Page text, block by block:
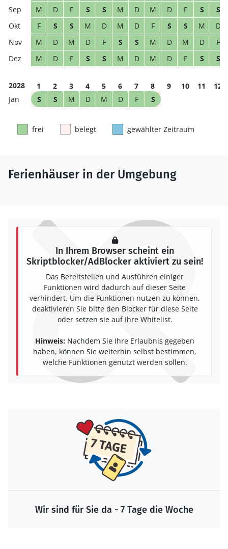
M
D F S S M D M D F S
S
F
S S M D M D F S S M
D
M
D M D F S S M D M D
F
M
D F S S M D M D F S S
2028 1 2 3 4 5 6 7 8 9 10 11
12
S
S M D M D F S
frei belegt gewählter Zeitraum
Ferienhäuser in der Umgebung
In Ihrem Browser scheint ein
Skriptblocker/AdBlocker aktiviert zu sein!
Das Bereitstellen und Ausführen einiger
Funktionen wird dadurch auf dieser Seite
verhindert. Um die Funktionen nutzen zu können,
deaktivieren Sie bitte den Blocker für diese Seite
oder setzen sie auf Ihre Whitelist.
Hinweis: Nachdem Sie Ihre Erlaubnis gegeben
haben, können Sie weiterhin selbst bestimmen,
welche Funktionen genutzt werden sollen.
Wir sind für Sie da - 7 Tage die Woche